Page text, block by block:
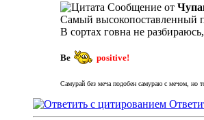
Сообщение от
Самый высокопоставленный
В сортах говна не
Be positive!
Самурай без меча подобен самураю с мечом, но